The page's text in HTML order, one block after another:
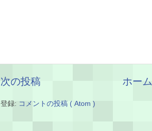
次の投稿 ホーム
登録: コメントの投稿 ( Atom )